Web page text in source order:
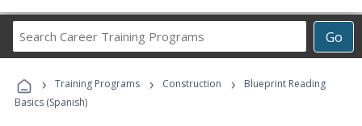
Go
Career
Programs
› Training Programs › Construction ›
Blueprint Reading
Basics (Spanish)